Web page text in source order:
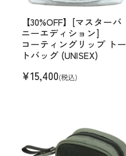
【30%OFF】[マスターバ
ニーエディション]
コーティングリップ トー
トバッグ (UNISEX)
¥15,400(税込)